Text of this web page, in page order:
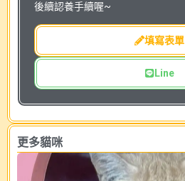
後續認養手續喔~
填寫表單
Line
更多貓咪